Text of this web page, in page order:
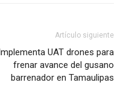
Artículo siguiente
Implementa UAT drones para
frenar avance del gusano
barrenador en Tamaulipas